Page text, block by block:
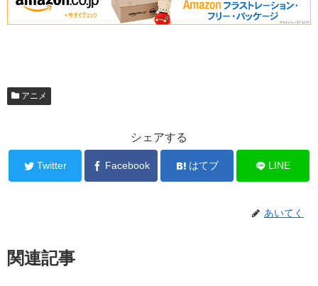
アニメ
シェアする
Twitter Facebook はてブ LINE
あいてく
関連記事